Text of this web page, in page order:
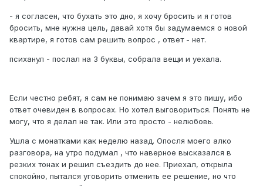
- я согласен, что бухать это дно, я хочу бросить и я готов
бросить, мне нужна цель, давай хотя бы задумаемся о новой
квартире, я готов сам решить вопрос , ответ - нет.
психанул - послал на 3 буквы, собрала вещи и уехала.
Если честно ребят, я сам не понимаю зачем я это пишу, ибо
ответ очевиден в вопросах. Но хотел выговориться. Понять не
могу, что я делал не так. Или это просто - нелюбовь.
Ушла с монатками как неделю назад. Опосля моего алко
разговора, на утро подумал , что наверное высказался в
резких тонах и решил съездить до нее. Приехал, открыла
спокойно, пытался уговорить отменить ее решение, но что